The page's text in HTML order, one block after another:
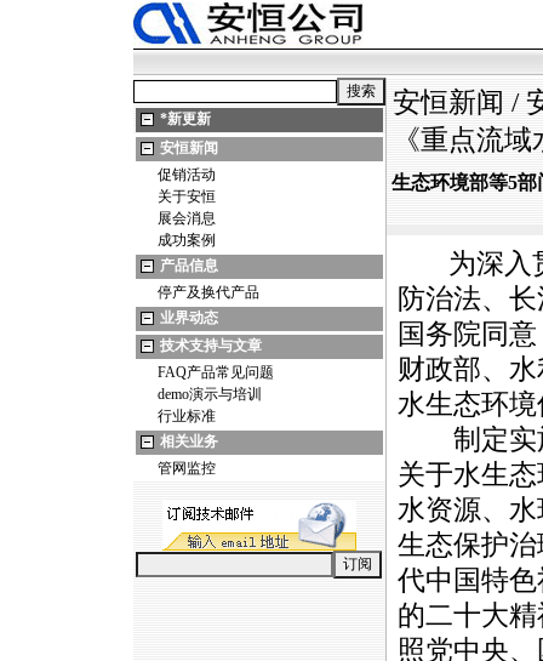
*新更新
安恒新闻
促销活动
关于安恒
展会消息
成功案例
产品信息
停产及换代产品
业界动态
技术支持与文章
FAQ产品常见问题
demo演示与培训
行业标准
相关业务
管网监控
安恒新闻 /
《重点流
生态环境部等5
为深入贯
防治法、
国务院同
财政部、
水生态环
制定实施
关于水生
水资源、
生态保护
代中国特
的二十大
照党中央